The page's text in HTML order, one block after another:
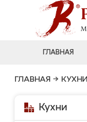
ГЛАВНАЯ
ГЛАВНАЯ → КУХНИ
Кухни